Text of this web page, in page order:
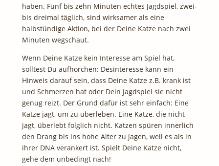
haben. Fünf bis zehn Minuten echtes Jagdspiel, zwei-
bis dreimal täglich, sind wirksamer als eine
halbstündige Aktion, bei der Deine Katze nach zwei
Minuten wegschaut.
Wenn Deine Katze kein Interesse am Spiel hat,
solltest Du aufhorchen: Desinteresse kann ein
Hinweis darauf sein, dass Deine Katze z.B. krank ist
und Schmerzen hat oder Dein Jagdspiel sie nicht
genug reizt. Der Grund dafür ist sehr einfach: Eine
Katze jagt, um zu überleben. Eine Katze, die nicht
jagt, überlebt folglich nicht. Katzen spüren innerlich
den Drang bis ins hohe Alter zu jagen, weil es als in
ihrer DNA verankert ist. Spielt Deine Katze nicht,
gehe dem unbedingt nach!